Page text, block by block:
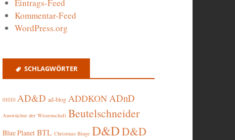
Eintrags-Feed
Kommentar-Feed
WordPress.org
SCHLAGWÖRTER
01010 AD&D ad-blog ADDKONADnD
Auswüchse der Wissenschaft Beutelschneider
Blue Planet BTL Christmas Binge D&DD&D